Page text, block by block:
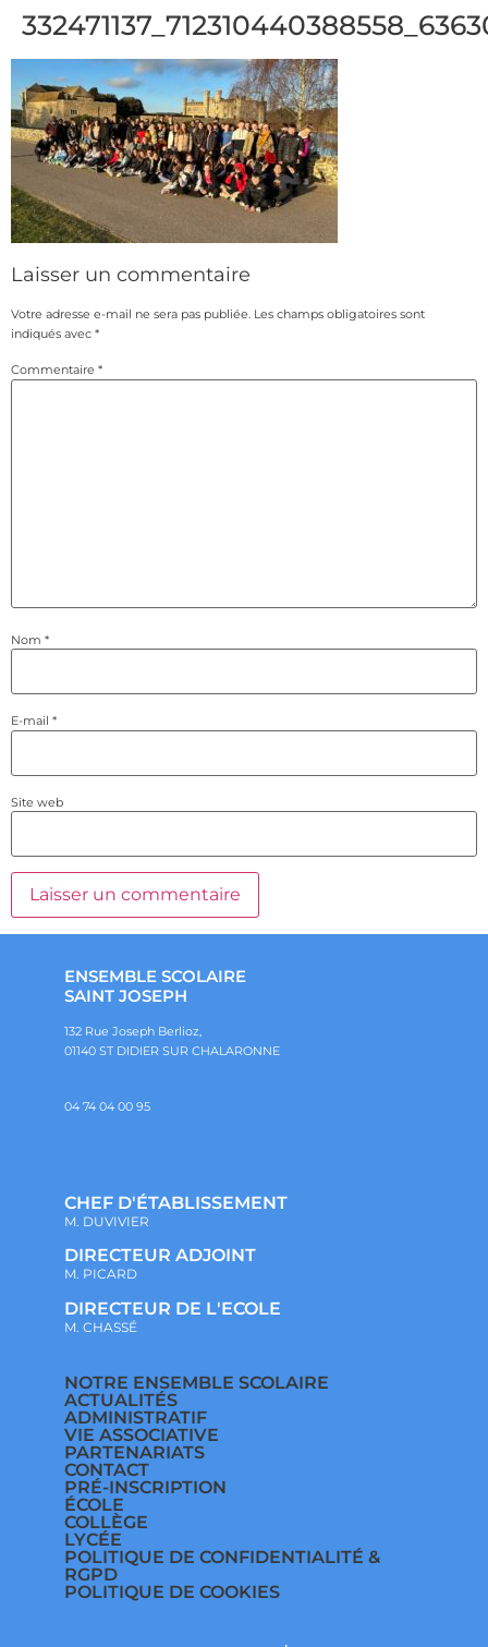
Laisser un commentaire
Votre adresse e-mail ne sera pas publiée. Les champs obligatoires sont
indiqués avec *
Commentaire *
Nom *
E-mail *
Site web
ENSEMBLE SCOLAIRE
SAINT JOSEPH
132 Rue Joseph Berlioz,
01140 ST DIDIER SUR CHALARONNE
04 74 04 00 95
CHEF D'ÉTABLISSEMENT
M. DUVIVIER
DIRECTEUR ADJOINT
M. PICARD
DIRECTEUR DE L'ECOLE
M. CHASSÉ
NOTRE ENSEMBLE SCOLAIRE
ACTUALITÉS
ADMINISTRATIF
VIE ASSOCIATIVE
PARTENARIATS
CONTACT
PRÉ-INSCRIPTION
ÉCOLE
COLLÈGE
LYCÉE
POLITIQUE DE CONFIDENTIALITÉ &
RGPD
POLITIQUE DE COOKIES